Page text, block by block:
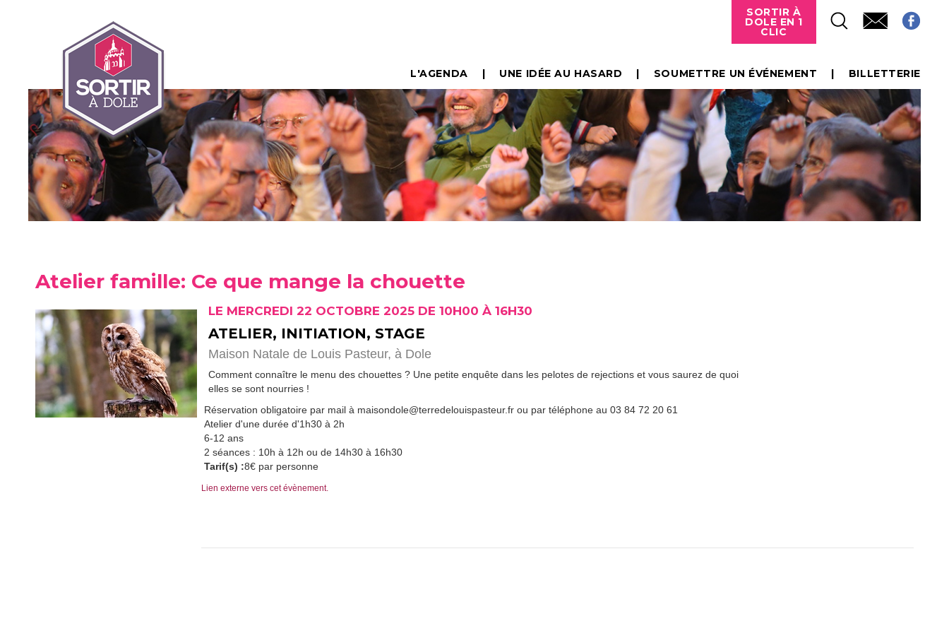
SORTIR À
DOLE EN 1
CLIC
L'AGENDA UNE IDÉE AU HASARD SOUMETTRE UN ÉVÉNEMENT BILLETTERIE
Atelier famille: Ce que mange la chouette
LE MERCREDI 22 OCTOBRE 2025 DE 10H00 À 16H30
ATELIER, INITIATION, STAGE
Maison Natale de Louis Pasteur, à Dole
Comment connaître le menu des chouettes ? Une petite enquête dans les pelotes de rejections et vous saurez de quoi
elles se sont nourries !
Réservation obligatoire par mail à maisondole@terredelouispasteur.fr ou par téléphone au 03 84 72 20 61
Atelier d'une durée d'1h30 à 2h
6-12 ans
2 séances : 10h à 12h ou de 14h30 à 16h30
Tarif(s) :8€ par personne
Lien externe vers cet évènement.